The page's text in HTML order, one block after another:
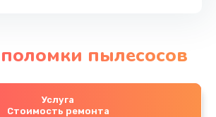
пылесосов
Услуга
Стоимость ремонта